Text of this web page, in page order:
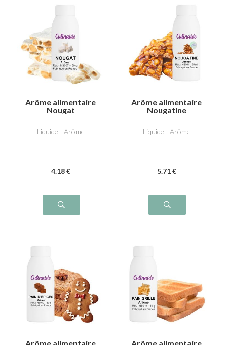
Arôme alimentaire
Nougat
Liquide - Arôme
4.18 €
Arôme alimentaire
Nougatine
Liquide - Arôme
5.71 €